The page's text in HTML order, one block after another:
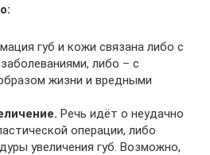
губ и кожи связана либо с
либо – с
жизни и вредными
Речь идёт о неудачно
операции, либо
увеличения губ. Возможно,